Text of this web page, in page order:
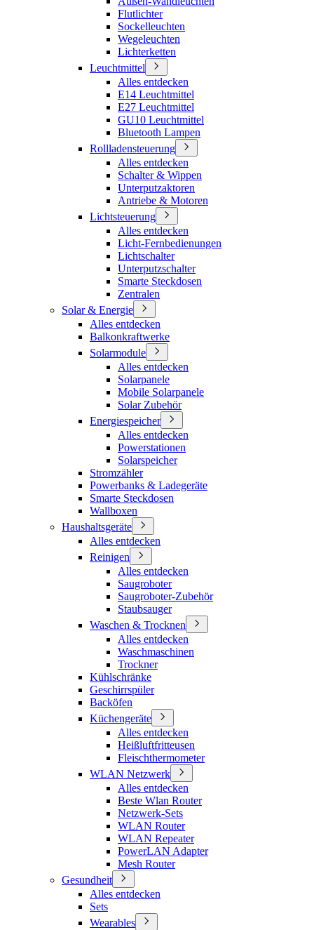
Flutlichter
Sockelleuchten
Wegeleuchten
Lichterketten
Leuchtmittel
Alles entdecken
E14 Leuchtmittel
E27 Leuchtmittel
GU10 Leuchtmittel
Bluetooth Lampen
Rollladensteuerung
Alles entdecken
Schalter & Wippen
Unterputzaktoren
Antriebe & Motoren
Lichtsteuerung
Alles entdecken
Licht-Fernbedienungen
Lichtschalter
Unterputzschalter
Smarte Steckdosen
Zentralen
Solar & Energie
Alles entdecken
Balkonkraftwerke
Solarmodule
Alles entdecken
Solarpanele
Mobile Solarpanele
Solar Zubehör
Energiespeicher
Alles entdecken
Powerstationen
Solarspeicher
Stromzähler
Powerbanks & Ladegeräte
Smarte Steckdosen
Wallboxen
Haushaltsgeräte
Alles entdecken
Reinigen
Alles entdecken
Saugroboter
Saugroboter-Zubehör
Staubsauger
Waschen & Trocknen
Alles entdecken
Waschmaschinen
Trockner
Kühlschränke
Geschirrspüler
Backöfen
Küchengeräte
Alles entdecken
Heißluftfritteusen
Fleischthermometer
WLAN Netzwerk
Alles entdecken
Beste Wlan Router
Netzwerk-Sets
WLAN Router
WLAN Repeater
PowerLAN Adapter
Mesh Router
Gesundheit
Alles entdecken
Sets
Wearables